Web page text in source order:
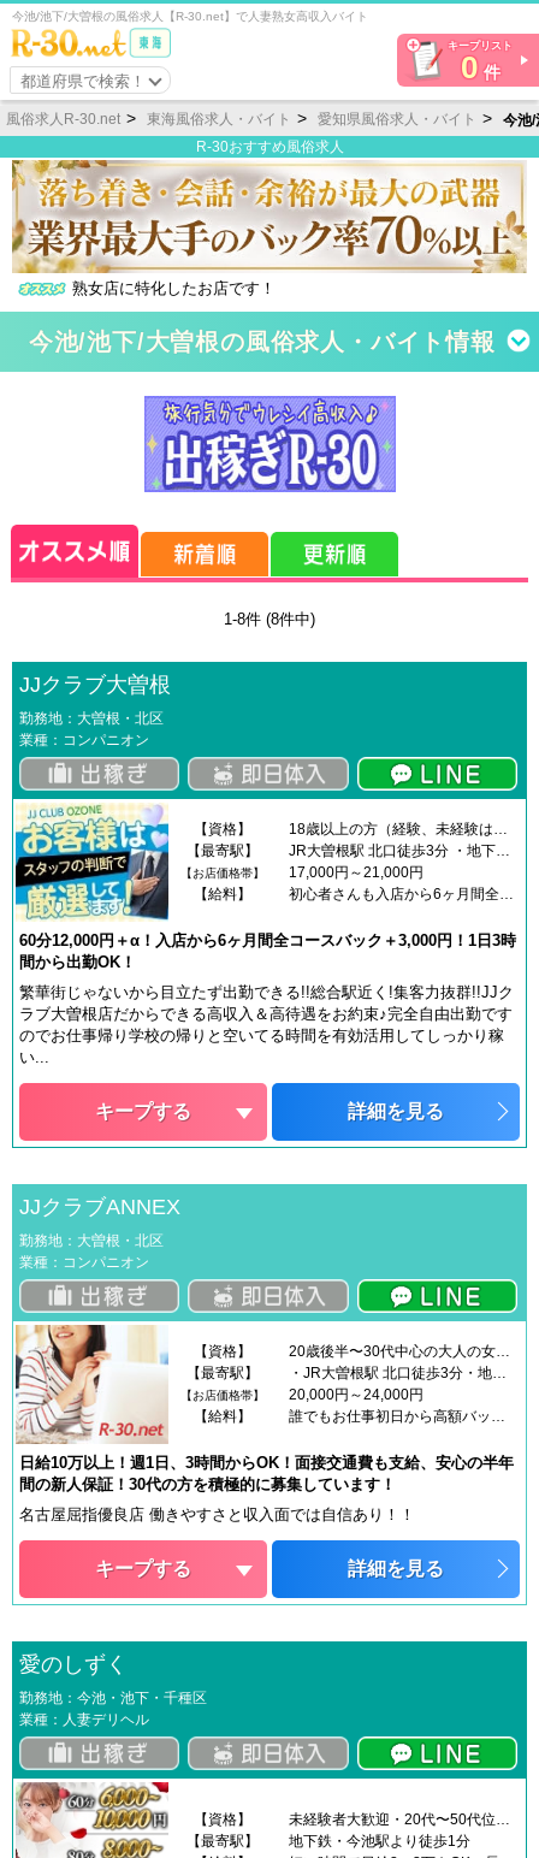
今池/池下/大曽根の風俗求人【R-30.net】で人妻熟女高収入バイト
都道府県で検索！
キープリスト
0 件
風俗求人R-30.net 東海風俗求人・バイト 愛知県風俗求人・バイト
今池/
R-30おすすめ風俗求人
熟女店に特化したお店です！
今池/池下/大曽根の風俗求人・バイト情報
1-8件 (8件中)
JJクラブ大曽根
勤務地：大曽根・北区
業種：コンパニオン
【資格】
【最寄駅】
【お店価格帯】
17,000円～21,000円
【給料】
60分12,000円＋α！入店から6ヶ月間全コースバック＋3,000円！1日3時
間から出勤OK！
繁華街じゃないから目立たず出勤できる!!総合駅近く!集客力抜群!!JJク
ラブ大曽根店だからできる高収入＆高待遇をお約束♪完全自由出勤です
のでお仕事帰り学校の帰りと空いてる時間を有効活用してしっかり稼
い...
キープする 詳細を見る
JJクラブANNEX
勤務地：大曽根・北区
業種：コンパニオン
【資格】
【最寄駅】
【お店価格帯】
20,000円～24,000円
【給料】
日給10万以上！週1日、3時間からOK！面接交通費も支給、安心の半年
間の新人保証！30代の方を積極的に募集しています！
名古屋屈指優良店 働きやすさと収入面では自信あり！！
キープする 詳細を見る
愛のしずく
勤務地：今池・池下・千種区
業種：人妻デリヘル
【資格】
【最寄駅】
地下鉄・今池駅より徒歩1分